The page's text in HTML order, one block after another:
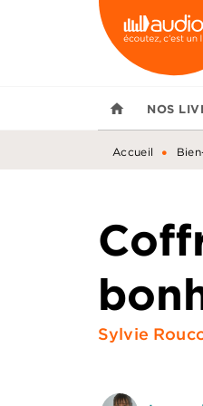
MENU
home NOS
Accueil •
Sylvie